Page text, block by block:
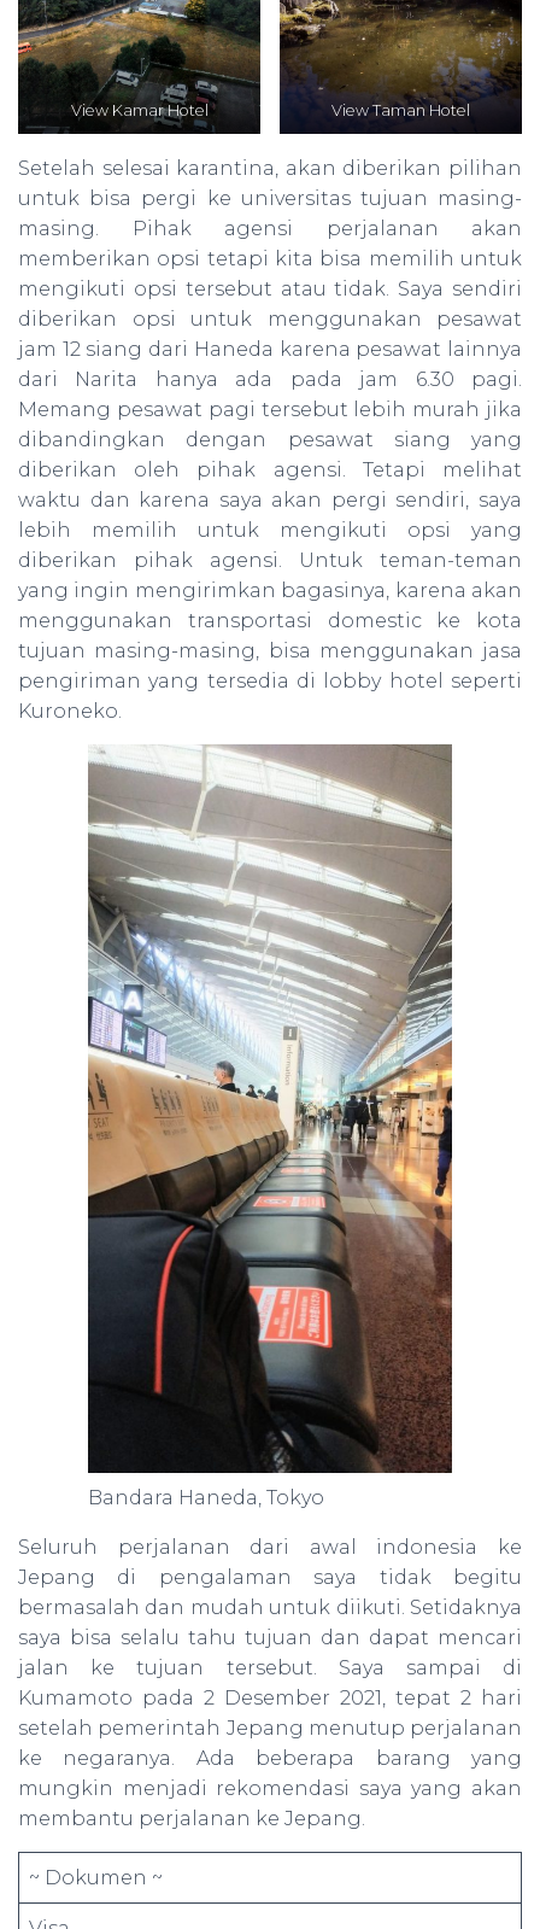
View Kamar Hotel View Taman Hotel
Setelah selesai karantina, akan diberikan pilihan
untuk bisa pergi ke universitas tujuan masing-
masing. Pihak agensi perjalanan akan
memberikan opsi tetapi kita bisa memilih untuk
mengikuti opsi tersebut atau tidak. Saya sendiri
diberikan opsi untuk menggunakan pesawat
jam 12 siang dari Haneda karena pesawat lainnya
dari Narita hanya ada pada jam 6.30 pagi.
Memang pesawat pagi tersebut lebih murah jika
dibandingkan dengan pesawat siang yang
diberikan oleh pihak agensi. Tetapi melihat
waktu dan karena saya akan pergi sendiri, saya
lebih memilih untuk mengikuti opsi yang
diberikan pihak agensi. Untuk teman-teman
yang ingin mengirimkan bagasinya, karena akan
menggunakan transportasi domestic ke kota
tujuan masing-masing, bisa menggunakan jasa
pengiriman yang tersedia di lobby hotel seperti
Kuroneko.
Bandara Haneda, Tokyo
Seluruh perjalanan dari awal indonesia ke
Jepang di pengalaman saya tidak begitu
bermasalah dan mudah untuk diikuti. Setidaknya
saya bisa selalu tahu tujuan dan dapat mencari
jalan ke tujuan tersebut. Saya sampai di
Kumamoto pada 2 Desember 2021, tepat 2 hari
setelah pemerintah Jepang menutup perjalanan
ke negaranya. Ada beberapa barang yang
mungkin menjadi rekomendasi saya yang akan
membantu perjalanan ke Jepang.
~ Dokumen ~